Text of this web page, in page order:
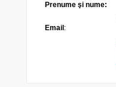
Prenume şi nume:
Email :